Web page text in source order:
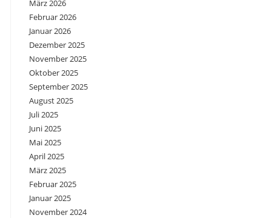
März 2026
Februar 2026
Januar 2026
Dezember 2025
November 2025
Oktober 2025
September 2025
August 2025
Juli 2025
Juni 2025
Mai 2025
April 2025
März 2025
Februar 2025
Januar 2025
November 2024